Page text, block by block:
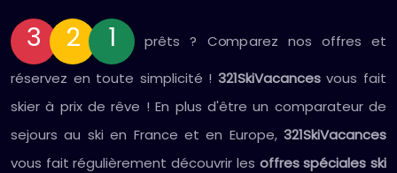
3 2 1
prêts ? Comparez nos offres et
réservez en toute simplicité ! 321SkiVacancesvous fait
skier à prix de rêve ! En plus d'être un comparateur de
sejours au ski en France et en Europe, 321SkiVacances
vous fait régulièrement découvrir les offres spéciales ski